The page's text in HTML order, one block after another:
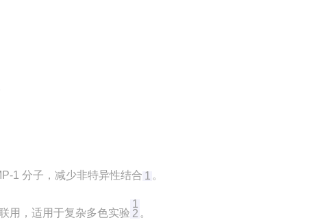
1 分子，减少非特异性结合‌ 1 。
用，适用于复杂多色实验‌
1
2 。